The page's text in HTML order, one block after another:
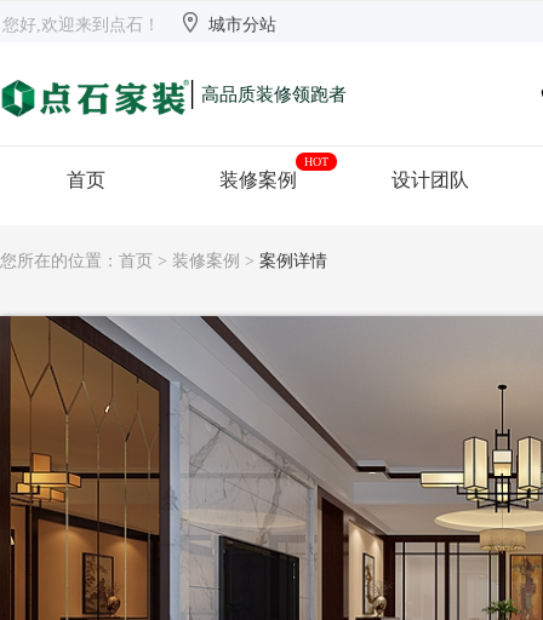
欢迎来到点石  长沙 【切换】
您好,欢迎来到点石！  城市分站
| 高品质装修领跑者
首页 装修案例
HOT
设计团队
您所在的位置： 首页 > 装修案例 > 案例详情